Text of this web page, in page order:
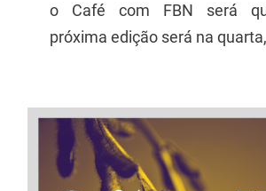
o Café com FBN será
próxima edição será na